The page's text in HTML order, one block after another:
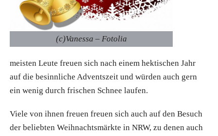
(c)Vanessa – Fotolia
meisten Leute freuen sich nach einem hektischen Jahr
auf die besinnliche Adventszeit und würden auch gern
ein wenig durch frischen Schnee laufen.
Viele von ihnen freuen freuen sich auch auf den Besuch
der beliebten Weihnachtsmärkte in NRW, zu denen auch